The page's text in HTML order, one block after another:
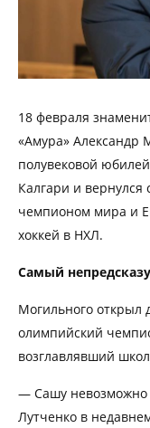
18 февраля
«Амура» Александр
полувековой
Калгари и вернулся
чемпионом мира и
хоккей в НХЛ.
Самый
Могильного открыл
олимпийский
возглавлявший
— Сашу невозможно
Лутченко в